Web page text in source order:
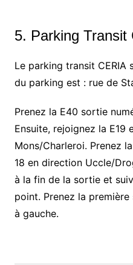
5. Parking Transit
Le parking transit CERIA
du parking est : rue de
Prenez la E40 sortie
Ensuite, rejoignez la E19
Mons/Charleroi. Prenez
18 en direction Uccle/
à la fin de la sortie et
point. Prenez la
à gauche.